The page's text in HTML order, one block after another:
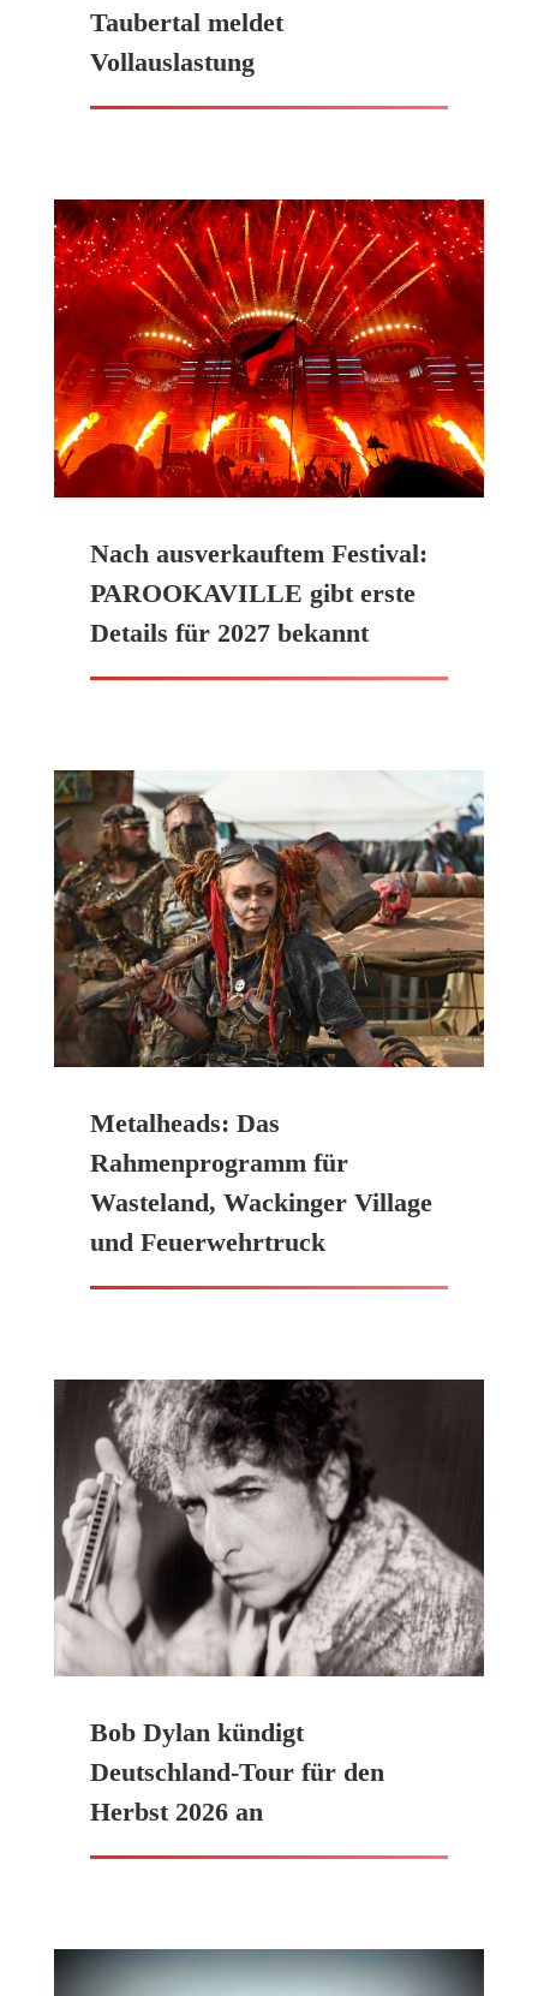
Taubertal meldet
Vollauslastung
Nach ausverkauftem Festival:
PAROOKAVILLE gibt erste
Details für 2027 bekannt
Metalheads: Das
Rahmenprogramm für
Wasteland, Wackinger Village
und Feuerwehrtruck
Bob Dylan kündigt
Deutschland-Tour für den
Herbst 2026 an